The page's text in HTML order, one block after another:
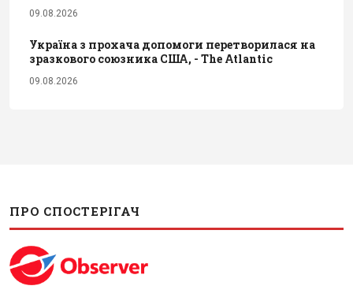
09.08.2026
Україна з прохача допомоги перетворилася на
зразкового союзника США, - The Atlantic
09.08.2026
ПРО СПОСТЕРІГАЧ